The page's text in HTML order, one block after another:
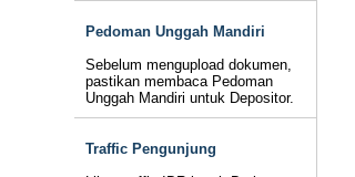
Pedoman Unggah Mandiri
Sebelum mengupload dokumen,
pastikan membaca Pedoman
Unggah Mandiri untuk Depositor.
Traffic Pengunjung